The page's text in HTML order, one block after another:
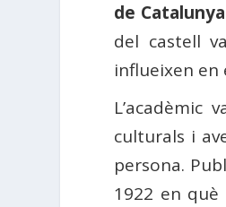
de Catalunya
del castell
influeixen en
L’acadèmic
culturals i
persona.
1922 en